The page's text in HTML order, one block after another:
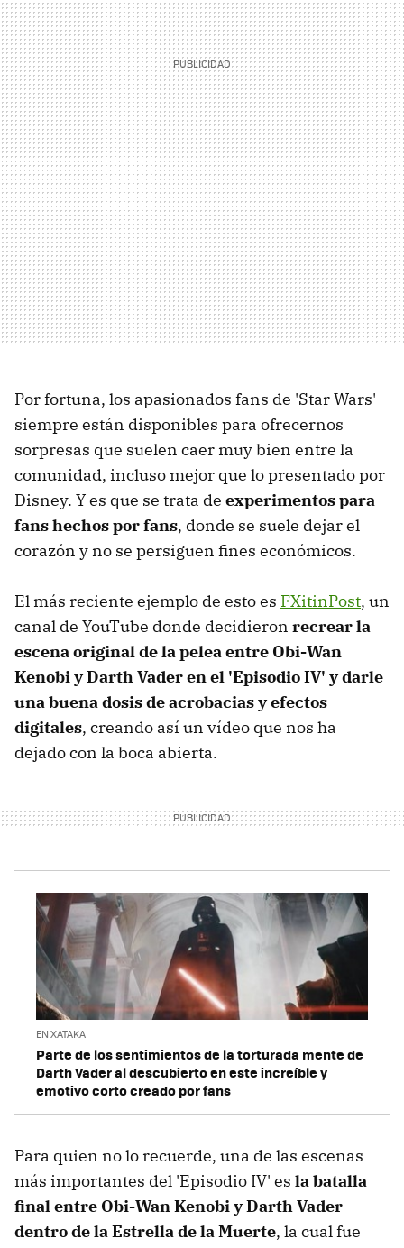
Por fortuna, los apasionados fans de 'Star Wars'
siempre están disponibles para ofrecernos
sorpresas que suelen caer muy bien entre la
comunidad, incluso mejor que lo presentado por
Disney. Y es que se trata de experimentos para
fans hechos por fans, donde se suele dejar el
corazón y no se persiguen fines económicos.
El más reciente ejemplo de esto es FXitinPost, un
canal de YouTube donde decidieron recrear la
escena original de la pelea entre Obi-Wan
Kenobi y Darth Vader en el 'Episodio IV' y darle
una buena dosis de acrobacias y efectos
digitales, creando así un vídeo que nos ha
dejado con la boca abierta.
EN XATAKA
Parte de los sentimientos de la torturada mente de
Darth Vader al descubierto en este increíble y
emotivo corto creado por fans
Para quien no lo recuerde, una de las escenas
más importantes del 'Episodio IV' es la batalla
final entre Obi-Wan Kenobi y Darth Vader
dentro de la Estrella de la Muerte, la cual fue